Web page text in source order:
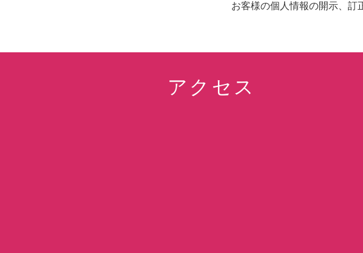
お客様の個人情報の開示、訂
アクセス